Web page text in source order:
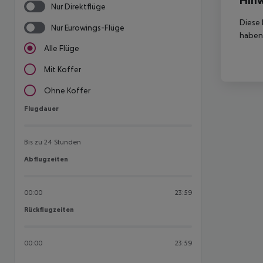
Nur Direktflüge
Nur Eurowings-Flüge
Alle Flüge
Mit Koffer
Ohne Koffer
Flugdauer
Flugdauer
Bis zu 24 Stunden
Abflugzeiten
Abflugzeiten
00:00 23:59
Rückflugzeiten
Rückflugzeiten
00:00 23:59
Diese